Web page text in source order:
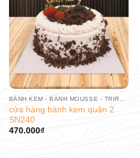
cửa hàng bánh kem quận 2
SN240
470.000₫